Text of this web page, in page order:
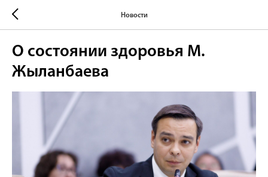
Новости
О состоянии здоровья М.
Жыланбаева